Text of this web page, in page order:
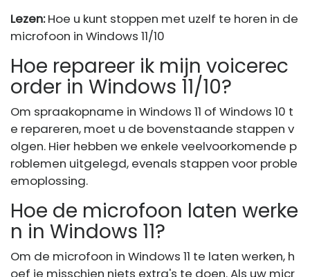
Lezen:Hoe u kunt stoppen met uzelf te horen in de
microfoon in Windows 11/10
Hoe repareer ik mijn voicerec
order in Windows 11/10?
Om spraakopname in Windows 11 of Windows 10 t
e repareren, moet u de bovenstaande stappen v
olgen. Hier hebben we enkele veelvoorkomende p
roblemen uitgelegd, evenals stappen voor proble
emoplossing.
Hoe de microfoon laten werke
n in Windows 11?
Om de microfoon in Windows 11 te laten werken, h
oef je misschien niets extra's te doen. Als uw micr